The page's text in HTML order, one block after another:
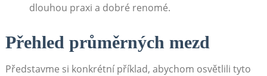
dlouhou praxi a dobré renomé.
Přehled průměrných mezd
Představme si konkrétní příklad, abychom osvětlili tyto